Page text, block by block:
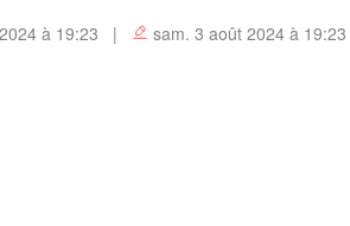
à 19:23 | sam. 3 août 2024 à 19:23